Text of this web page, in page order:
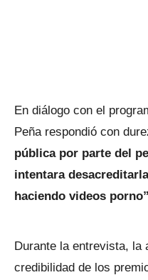
En diálogo con el
Peña respondió con
pública por parte del
intentara
haciendo videos porno”
Durante la entrevista,
credibilidad de los